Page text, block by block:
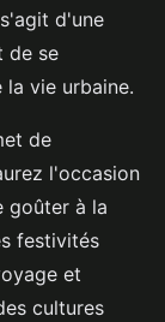
d'une
de se
vie urbaine.
de
l'occasion
goûter à la
festivités
et
cultures